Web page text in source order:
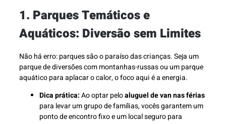
1. Parques Temáticos e
Aquáticos: Diversão sem Limites
Não há erro: parques são o paraíso das crianças. Seja um
parque de diversões com montanhas-russas ou um parque
aquático para aplacar o calor, o foco aqui é a energia.
Dica prática:Ao optar peloaluguel de van nas férias
para levar um grupo de famílias, vocês garantem um
ponto de encontro fixo e um local seguro para